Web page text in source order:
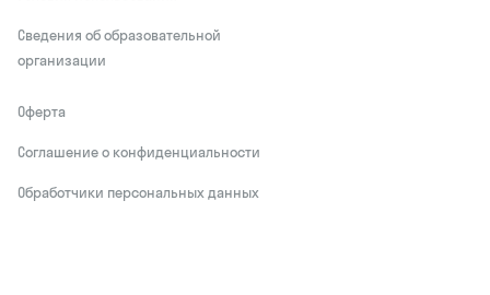
Сведения об образовательной
организации
Оферта
Соглашение о конфиденциальности
Обработчики персональных данных